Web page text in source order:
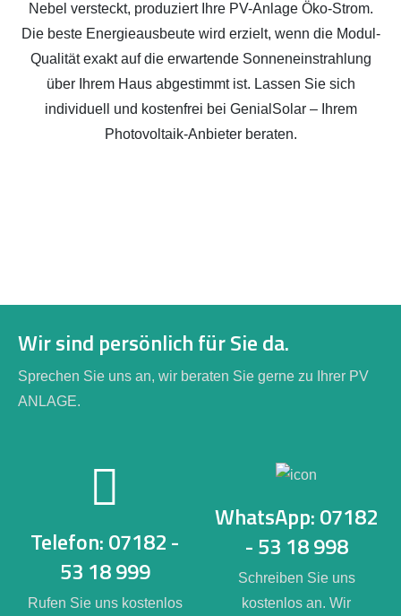
Nebel versteckt, produziert Ihre PV-Anlage Öko-Strom.
Die beste Energieausbeute wird erzielt, wenn die Modul-
Qualität exakt auf die erwartende Sonneneinstrahlung
über Ihrem Haus abgestimmt ist. Lassen Sie sich
individuell und kostenfrei bei GenialSolar – Ihrem
Photovoltaik-Anbieter beraten.
Wir sind persönlich für Sie da.
Sprechen Sie uns an, wir beraten Sie gerne zu Ihrer PV
ANLAGE.
Telefon: 07182 -
53 18 999
Rufen Sie uns kostenlos
WhatsApp: 07182
- 53 18 998
Schreiben Sie uns
kostenlos an. Wir